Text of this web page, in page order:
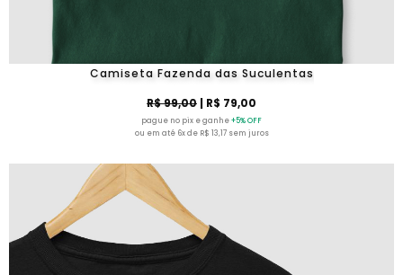
Camiseta Fazenda das Suculentas
R$ 99,00 | R$ 79,00
pague no pix e ganhe+5% OFF
ou em até 6x de R$ 13,17 sem juros